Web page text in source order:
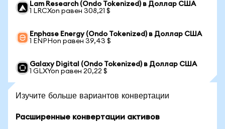
Lam Research (Ondo Tokenized) в Доллар США
1 LRCXon равен 308,21 $
Enphase Energy (Ondo Tokenized) в Доллар США
1 ENPHon равен 39,43 $
Galaxy Digital (Ondo Tokenized) в Доллар США
1 GLXYon равен 20,22 $
Изучите больше вариантов конвертации
Расширенные конвертации активов